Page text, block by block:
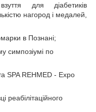
для діабетиків
нагород і медалей,
в Познані;
симпозіумі по
SPA REHMED - Expo
реабілітаційного